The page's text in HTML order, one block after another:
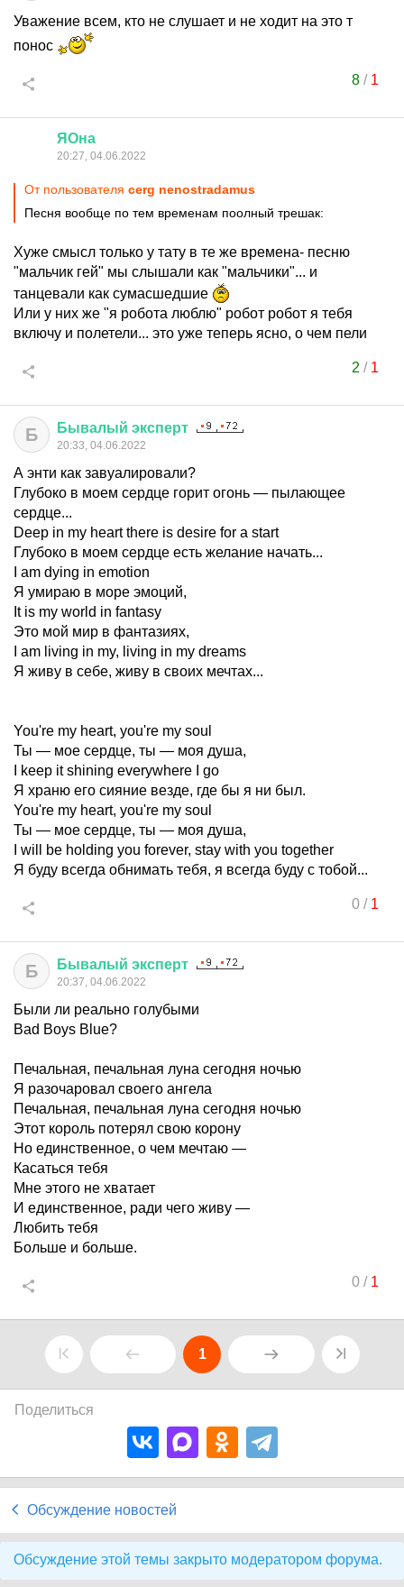
Уважение всем, кто не слушает и не ходит на это т
понос
8/ 1
ЯОна
20:27, 04.06.2022
От пользователя cerg nenostradamus
Песня вообще по тем временам поолный трешак:
Хуже смысл только у тату в те же времена- песню
"мальчик гей" мы слышали как "мальчики"... и
танцевали как сумасшедшие
Или у них же "я робота люблю" робот робот я тебя
включу и полетели... это уже теперь ясно, о чем пели
2 / 1
Б Бывалый эксперт
20:33, 04.06.2022
А энти как завуалировали?
Глубоко в моем сердце горит огонь — пылающее
сердце...
Deep in my heart there is desire for a start
Глубоко в моем сердце есть желание начать...
I am dying in emotion
Я умираю в море эмоций,
It is my world in fantasy
Это мой мир в фантазиях,
I am living in my, living in my dreams
Я живу в себе, живу в своих мечтах...
You're my heart, you're my soul
Ты — мое сердце, ты — моя душа,
I keep it shining everywhere I go
Я храню его сияние везде, где бы я ни был.
You're my heart, you're my soul
Ты — мое сердце, ты — моя душа,
I will be holding you forever, stay with you together
Я буду всегда обнимать тебя, я всегда буду с тобой...
0/ 1
Б Бывалый эксперт
20:37, 04.06.2022
Были ли реально голубыми
Bad Boys Blue?
Печальная, печальная луна сегодня ночью
Я разочаровал своего ангела
Печальная, печальная луна сегодня ночью
Этот король потерял свою корону
Но единственное, о чем мечтаю —
Касаться тебя
Мне этого не хватает
И единственное, ради чего живу —
Любить тебя
Больше и больше.
0/ 1
1
Поделиться
Обсуждение новостей
Обсуждение этой темы закрыто модератором форума.